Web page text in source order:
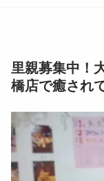
里親募集中！
橋店で癒され